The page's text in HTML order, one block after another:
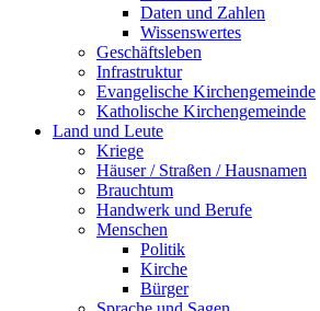
Daten und Zahlen
Wissenswertes
Geschäftsleben
Infrastruktur
Evangelische Kirchengemeinde
Katholische Kirchengemeinde
Land und Leute
Kriege
Häuser / Straßen / Hausnamen
Brauchtum
Handwerk und Berufe
Menschen
Politik
Kirche
Bürger